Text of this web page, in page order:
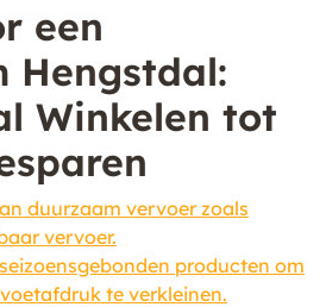
een
Hengstdal:
Winkelen tot
duurzaam vervoer zoals
vervoer.
producten om
te verkleinen.